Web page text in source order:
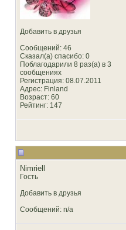
Добавить в друзья
Сообщений: 46
Сказал(а) спасибо: 0
Поблагодарили 8 раз(а) в 3
сообщениях
Регистрация: 08.07.2011
Адрес: Finland
Возраст: 60
Рейтинг: 147
Nimriell
Гость
Добавить в друзья
Сообщений: n/a